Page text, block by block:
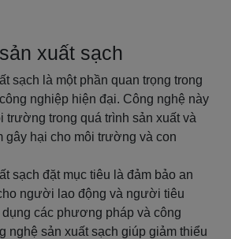
xuất sạch
sạch là một phần quan trọng trong
nghiệp hiện đại. Công nghệ này
trường trong quá trình sản xuất và
gây hại cho môi trường và con
sạch đặt mục tiêu là đảm bảo an
người lao động và người tiêu
các phương pháp và công
nghệ sản xuất sạch giúp giảm thiểu